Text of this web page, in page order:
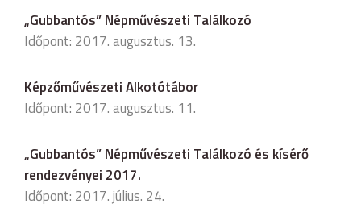
„Gubbantós” Népművészeti Találkozó
Időpont: 2017. augusztus. 13.
Képzőművészeti Alkotótábor
Időpont: 2017. augusztus. 11.
„Gubbantós” Népművészeti Találkozó és kísérő
rendezvényei 2017.
Időpont: 2017. július. 24.